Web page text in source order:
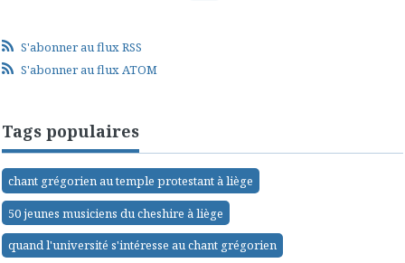
S'abonner au flux RSS
S'abonner au flux ATOM
Tags populaires
chant grégorien au temple protestant à liège
50 jeunes musiciens du cheshire à liège
quand l'université s'intéresse au chant grégorien